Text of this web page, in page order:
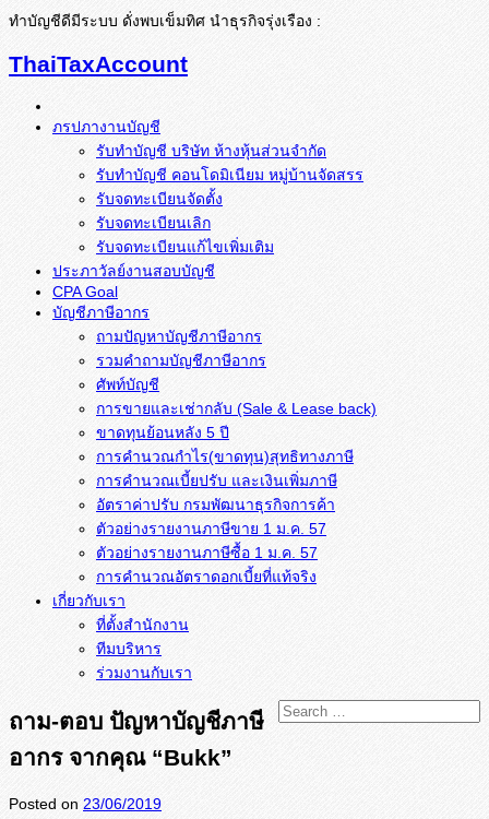
ทำบัญชีดีมีระบบ ดั่งพบเข็มทิศ นำธุรกิจรุ่งเรือง :
ThaiTaxAccount
ภรปภางานบัญชี
รับทำบัญชี บริษัท ห้างหุ้นส่วนจำกัด
รับทำบัญชี คอนโดมิเนียม หมู่บ้านจัดสรร
รับจดทะเบียนจัดตั้ง
รับจดทะเบียนเลิก
รับจดทะเบียนแก้ไขเพิ่มเติม
ประภาวัลย์งานสอบบัญชี
CPA Goal
บัญชีภาษีอากร
ถามปัญหาบัญชีภาษีอากร
รวมคำถามบัญชีภาษีอากร
ศัพท์บัญชี
การขายและเช่ากลับ (Sale & Lease back)
ขาดทุนย้อนหลัง 5 ปี
การคำนวณกำไร(ขาดทุน)สุทธิทางภาษี
การคำนวณเบี้ยปรับ และเงินเพิ่มภาษี
อัตราค่าปรับ กรมพัฒนาธุรกิจการค้า
ตัวอย่างรายงานภาษีขาย 1 ม.ค. 57
การคำนวณอัตราดอกเบี้ยที่แท้จริง
เกี่ยวกับเรา
ที่ตั้งสำนักงาน
ทีมบริหาร
ร่วมงานกับเรา
ถาม-ตอบ ปัญหาบัญชีภาษี
อากร จากคุณ “Bukk”
Posted on 23/06/2019